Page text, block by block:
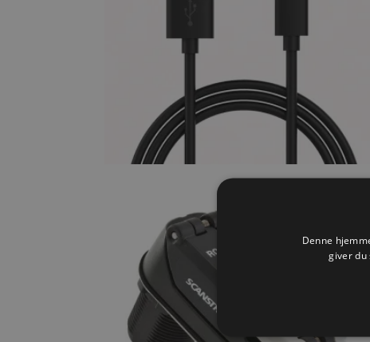
Denne
giver du